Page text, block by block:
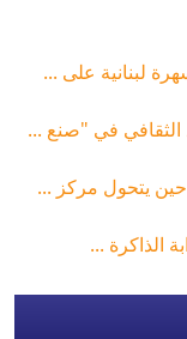
لبنانية على ...
في "صنع ...
يتحول مركز ...
الذاكرة ...